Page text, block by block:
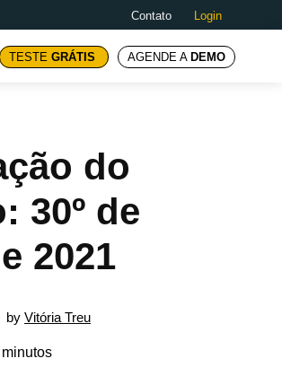
Contato Login
TESTE GRÁTIS AGENDE A DEMO
do
30º de
2021
by Vitória Treu